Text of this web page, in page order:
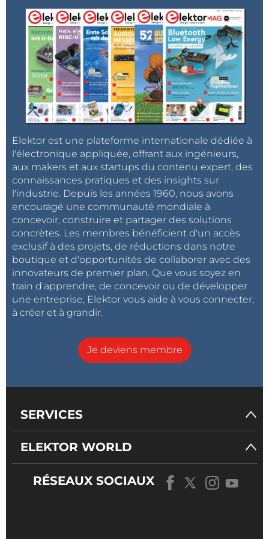
Elektor est une plateforme internationale dédiée à
l'électronique appliquée, offrant aux ingénieurs,
aux makers et aux startups du contenu expert, des
connaissances pratiques et des insights sur
l'industrie. Depuis les années 1960, nous avons
encouragé une communauté mondiale à
concevoir, construire et partager des solutions
concrètes. Les membres bénéficient d'un accès
exclusif à des projets, de réductions dans notre
boutique et d'opportunités de collaborer avec des
innovateurs de premier plan. Que vous soyez en
train d'apprendre, de concevoir ou de développer
une entreprise, Elektor vous aide à vous connecter,
à créer et à grandir.
Je deviens membre
SERVICES
ELEKTOR WORLD
RÉSEAUX SOCIAUX